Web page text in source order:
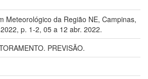
Meteorológico da Região NE, Campinas,
p. 1-2, 05 a 12 abr. 2022.
PREVISÃO.